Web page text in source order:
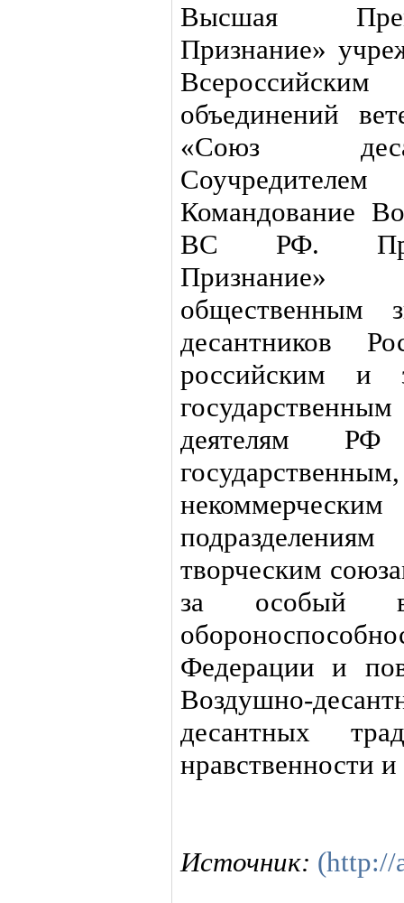
Высшая
Признание»
объединений
«Союз
Командование
ВС РФ.
общественным
десантников
российским и
деятелям
творческим
за особый
Федерации и
Воздушно-
десантных
нравственности
Источник: (http://